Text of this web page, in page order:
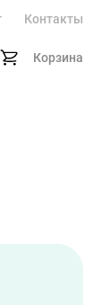
Контакты
Корзина